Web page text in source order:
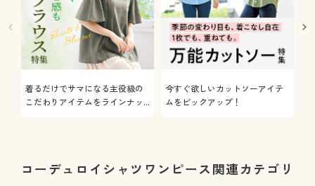
着るだけでサマになる主役級の
こだわりアイテムをラインナッ
今すぐ欲しいカットソーアイテ
ムをピックアップ！
コーデュロイシャツワンピース関連カテゴリ